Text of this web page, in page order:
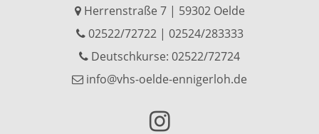
Herrenstraße 7 | 59302 Oelde
02522/72722| 02524/283333
Deutschkurse: 02522/72724
info@vhs-oelde-ennigerloh.de